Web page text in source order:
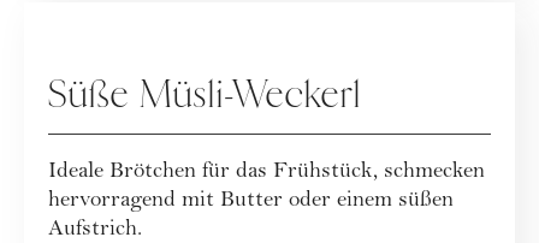
Süße Müsli-Weckerl
Ideale Brötchen für das Frühstück, schmecken
hervorragend mit Butter oder einem süßen
Aufstrich.